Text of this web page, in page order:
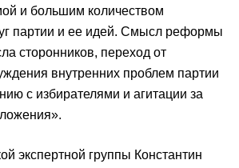
и большим количеством
партии и ее идей. Смысл реформы
сторонников, переход от
внутренних проблем партии
с избирателями и агитации за
экспертной группы Константин